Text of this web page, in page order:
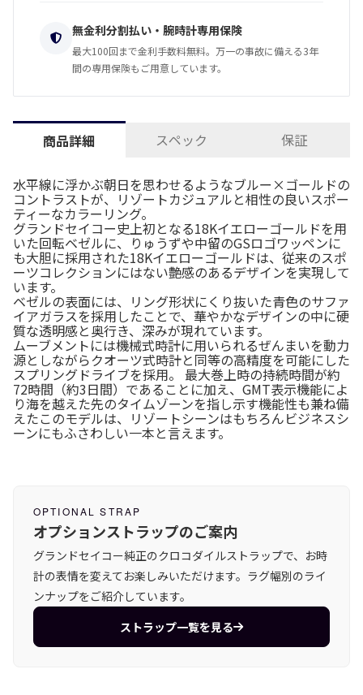
無金利分割払い・腕時計専用保険
最大100回まで金利手数料無料。万一の事故に備える3年
間の専用保険もご用意しています。
商品詳細 スペック 保証
水平線に浮かぶ朝日を思わせるようなブルー×ゴールドの
コントラストが、リゾートカジュアルと相性の良いスポー
ティーなカラーリング。
グランドセイコー史上初となる18Kイエローゴールドを用
いた回転ベゼルに、りゅうずや中留のGSロゴワッペンに
も大胆に採用された18Kイエローゴールドは、従来のスポ
ーツコレクションにはない艶感のあるデザインを実現して
います。
ベゼルの表面には、リング形状にくり抜いた青色のサファ
イアガラスを採用したことで、華やかなデザインの中に硬
質な透明感と奥行き、深みが現れています。
ムーブメントには機械式時計に用いられるぜんまいを動力
源としながらクオーツ式時計と同等の高精度を可能にした
スプリングドライブを採用。 最大巻上時の持続時間が約
72時間（約3日間）であることに加え、GMT表示機能によ
り海を越えた先のタイムゾーンを指し示す機能性も兼ね備
えたこのモデルは、リゾートシーンはもちろんビジネスシ
ーンにもふさわしい一本と言えます。
OPTIONAL STRAP
オプションストラップのご案内
グランドセイコー純正のクロコダイルストラップで、お時
計の表情を変えてお楽しみいただけます。ラグ幅別のライ
ンナップをご紹介しています。
ストラップ一覧を見る